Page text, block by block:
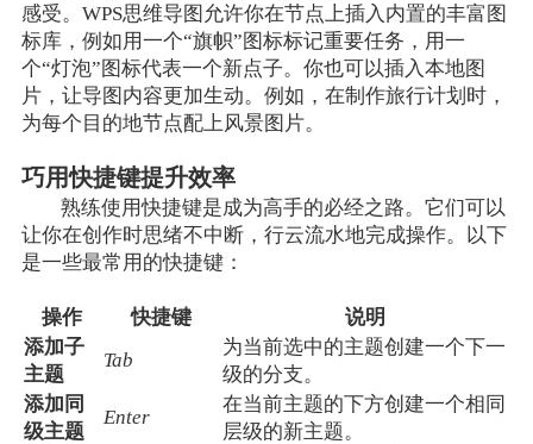
感受。WPS思维导图允许你在节点上插入内置的丰富图
标库，例如用一个“旗帜”图标标记重要任务，用一
个“灯泡”图标代表一个新点子。你也可以插入本地图
片，让导图内容更加生动。例如，在制作旅行计划时，
为每个目的地节点配上风景图片。
巧用快捷键提升效率
熟练使用快捷键是成为高手的必经之路。它们可以
让你在创作时思绪不中断，行云流水地完成操作。以下
是一些最常用的快捷键：
操作 快捷键
说明
添加子
主题
Tab
为当前选中的主题创建一个下一
级的分支。
添加同
级主题
Enter
在当前主题的下方创建一个相同
层级的新主题。